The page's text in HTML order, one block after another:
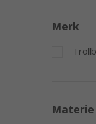
Merk
Materie